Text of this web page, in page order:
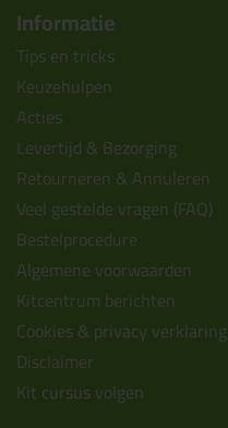
Informatie
Tips en tricks
Keuzehulpen
Acties
Levertijd & Bezorging
Retourneren & Annuleren
Veel gestelde vragen (FAQ)
Bestelprocedure
Algemene voorwaarden
Kitcentrum berichten
Cookies & privacy verklaring
Disclaimer
Kit cursus volgen